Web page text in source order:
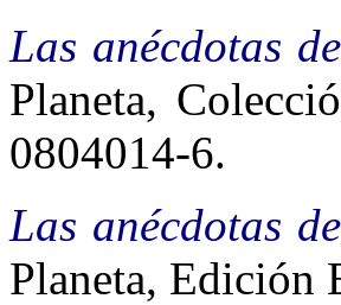
Las anécdotas
Planeta,
0804014-6.
Las anécdotas
Planeta, Edición